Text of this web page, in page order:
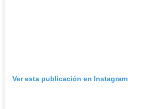
Ver esta publicación en Instagram